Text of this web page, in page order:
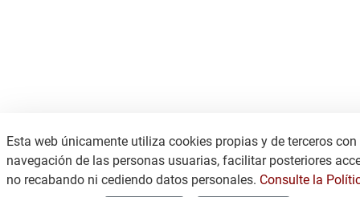
Esta web únicamente utiliza cookies propias y de terceros
navegación de las personas usuarias, facilitar posteriores
no recabando ni cediendo datos personales. Consulte la